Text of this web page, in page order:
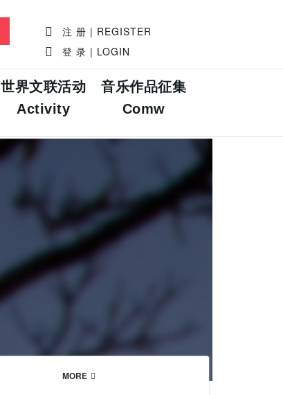
注 册 | REGISTER
登 录 | LOGIN
世界文联活动
Activity
音乐作品征集
Comw
MORE